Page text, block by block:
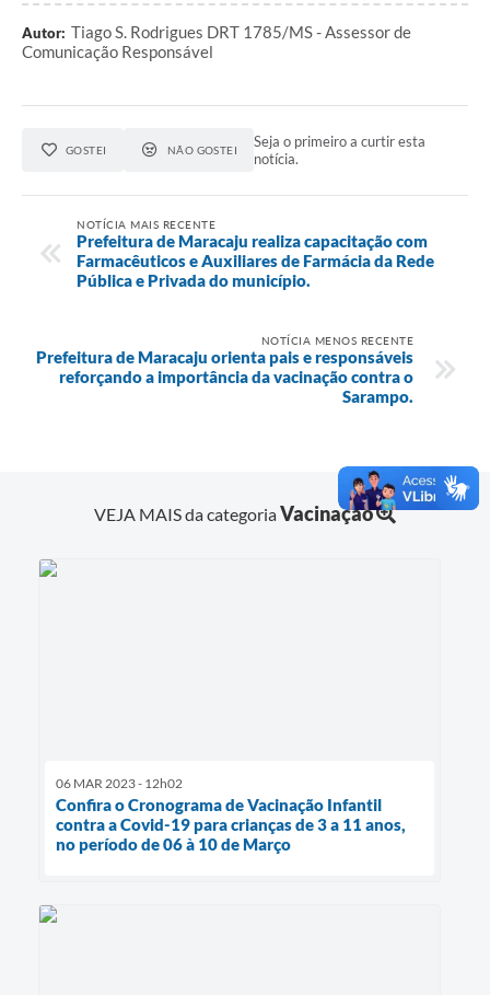
Autor: Tiago S. Rodrigues DRT 1785/MS - Assessor de
Comunicação Responsável
GOSTEI NÃO GOSTEI
Seja o primeiro a curtir esta
notícia.
NOTÍCIA MAIS RECENTE
Prefeitura de Maracaju realiza capacitação com
Farmacêuticos e Auxiliares de Farmácia da Rede
Pública e Privada do município.
NOTÍCIA MENOS RECENTE
Prefeitura de Maracaju orienta pais e responsáveis
reforçando a importância da vacinação contra o
Sarampo.
VEJA MAIS da categoriaVacinação
06 MAR 2023 - 12h02
Confira o Cronograma de Vacinação Infantil
contra a Covid-19 para crianças de 3 a 11 anos,
no período de 06 à 10 de Março